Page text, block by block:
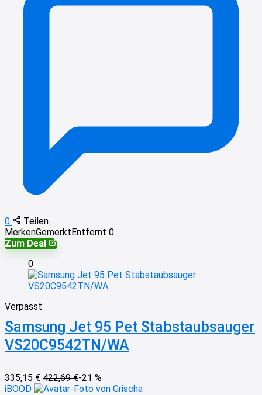
0
Teilen
MerkenGemerktEntfernt 0
Zum Deal
0
Verpasst
Samsung Jet 95 Pet Stabstaubsauger
VS20C9542TN/WA
335,15 € 422,69 €-21 %
iBOOD
von Grischa